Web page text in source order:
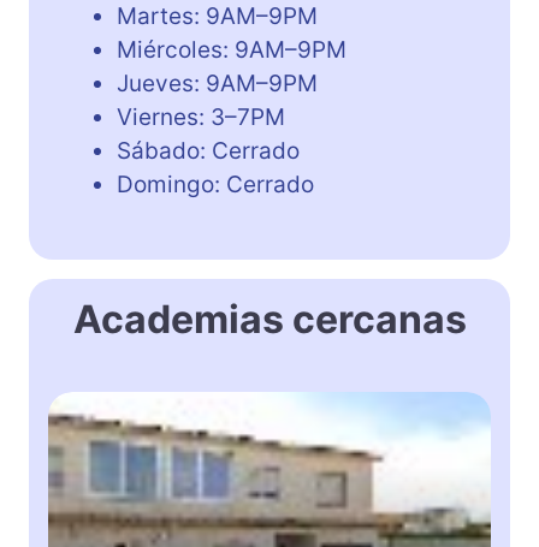
Martes: 9AM–9PM
Miércoles: 9AM–9PM
Jueves: 9AM–9PM
Viernes: 3–7PM
Sábado: Cerrado
Domingo: Cerrado
Academias cercanas
M
a
r
t
a